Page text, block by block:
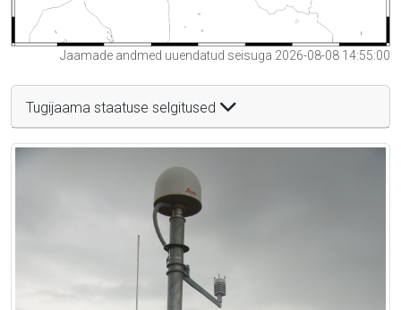
Jaamade andmed uuendatud seisuga 2026-08-08 14:55:00
Tugijaama staatuse selgitused